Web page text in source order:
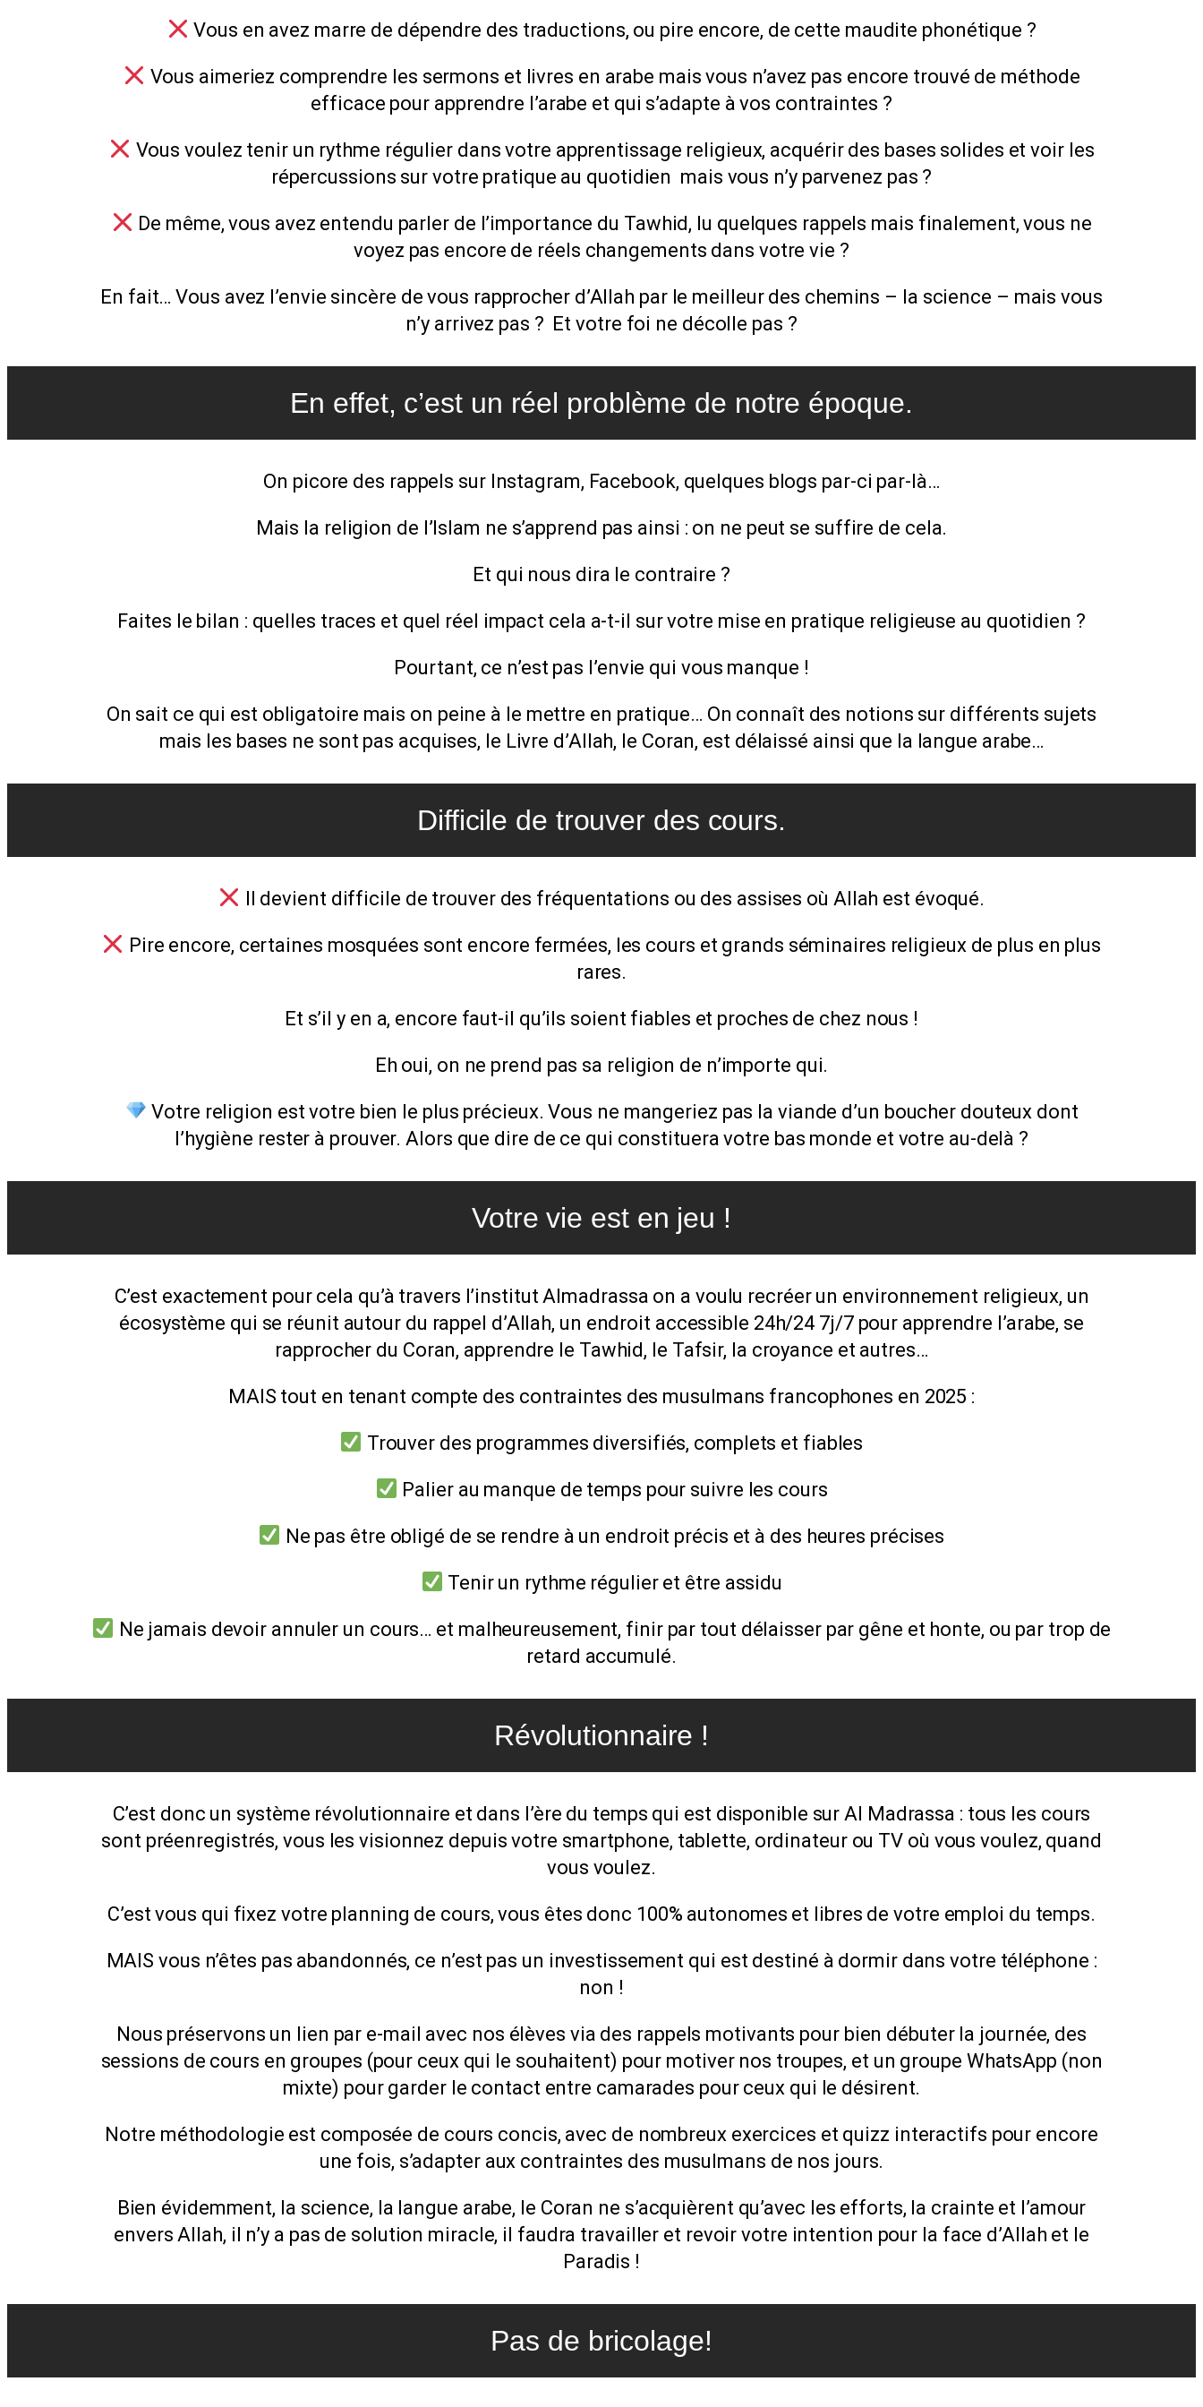
Vous en avez marre de dépendre des traductions, ou pire encore, de cette maudite phonétique ?
Vous aimeriez comprendre les sermons et livres en arabe mais vous n’avez pas encore trouvé de méthode
efficace pour apprendre l’arabe et qui s’adapte à vos contraintes ?
Vous voulez tenir un rythme régulier dans votre apprentissage religieux, acquérir des bases solides et voir les
répercussions sur votre pratique au quotidien mais vous n’y parvenez pas ?
De même, vous avez entendu parler de l’importance du Tawhid, lu quelques rappels mais finalement, vous ne
voyez pas encore de réels changements dans votre vie ?
En fait… Vous avez l’envie sincère de vous rapprocher d’Allah par le meilleur des chemins – la science – mais vous
n’y arrivez pas ? Et votre foi ne décolle pas ?
En effet, c’est un réel problème de notre époque.
On picore des rappels sur Instagram, Facebook, quelques blogs par-ci par-là…
Mais la religion de l’Islam ne s’apprend pas ainsi : on ne peut se suffire de cela.
Et qui nous dira le contraire ?
Faites le bilan : quelles traces et quel réel impact cela a-t-il sur votre mise en pratique religieuse au quotidien ?
Pourtant, ce n’est pas l’envie qui vous manque !
On sait ce qui est obligatoire mais on peine à le mettre en pratique… On connaît des notions sur différents sujets
mais les bases ne sont pas acquises, le Livre d’Allah, le Coran, est délaissé ainsi que la langue arabe…
Difficile de trouver des cours.
Il devient difficile de trouver des fréquentations ou des assises où Allah est évoqué.
Pire encore, certaines mosquées sont encore fermées, les cours et grands séminaires religieux de plus en plus
rares.
Et s’il y en a, encore faut-il qu’ils soient fiables et proches de chez nous !
Eh oui, on ne prend pas sa religion de n’importe qui.
Votre religion est votre bien le plus précieux. Vous ne mangeriez pas la viande d’un boucher douteux dont
l’hygiène rester à prouver. Alors que dire de ce qui constituera votre bas monde et votre au-delà ?
Votre vie est en jeu !
C’est exactement pour cela qu’à travers l’institut Almadrassa on a voulu recréer un environnement religieux, un
écosystème qui se réunit autour du rappel d’Allah, un endroit accessible 24h/24 7j/7 pour apprendre l’arabe, se
rapprocher du Coran, apprendre le Tawhid, le Tafsir, la croyance et autres…
MAIS tout en tenant compte des contraintes des musulmans francophones en 2025 :
Trouver des programmes diversifiés, complets et fiables
Palier au manque de temps pour suivre les cours
Ne pas être obligé de se rendre à un endroit précis et à des heures précises
Tenir un rythme régulier et être assidu
Ne jamais devoir annuler un cours… et malheureusement, finir par tout délaisser par gêne et honte, ou par trop de
retard accumulé.
Révolutionnaire !
C’est donc un système révolutionnaire et dans l’ère du temps qui est disponible sur Al Madrassa : tous les cours
sont préenregistrés, vous les visionnez depuis votre smartphone, tablette, ordinateur ou TV où vous voulez, quand
vous voulez.
C’est vous qui fixez votre planning de cours, vous êtes donc 100% autonomes et libres de votre emploi du temps.
MAIS vous n’êtes pas abandonnés, ce n’est pas un investissement qui est destiné à dormir dans votre téléphone :
non !
Nous préservons un lien par e-mail avec nos élèves via des rappels motivants pour bien débuter la journée, des
sessions de cours en groupes (pour ceux qui le souhaitent) pour motiver nos troupes, et un groupe WhatsApp (non
mixte) pour garder le contact entre camarades pour ceux qui le désirent.
Notre méthodologie est composée de cours concis, avec de nombreux exercices et quizz interactifs pour encore
une fois, s’adapter aux contraintes des musulmans de nos jours.
Bien évidemment, la science, la langue arabe, le Coran ne s’acquièrent qu’avec les efforts, la crainte et l’amour
envers Allah, il n’y a pas de solution miracle, il faudra travailler et revoir votre intention pour la face d’Allah et le
Paradis !
Pas de bricolage!